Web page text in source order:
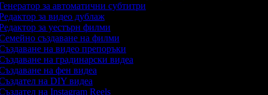
за автоматични субтитри
за видео дублаж
за уестърн филми
създаване на филми
на видео препоръки
на градинарски видеа
на фен видеа
на DIY видеа
на Instagram Reels